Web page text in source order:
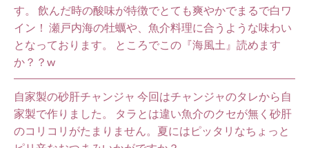
す。 飲んだ時の酸味が特徴でとても爽やかでまるで白ワ
イン！ 瀬戸内海の牡蠣や、魚介料理に合うような味わい
となっております。 ところでこの『海風土』読めます
か？？w
自家製の砂肝チャンジャ 今回はチャンジャのタレから自
家製で作りました。 タラとは違い魚介のクセが無く砂肝
のコリコリがたまりません。夏にはピッタリなちょっと